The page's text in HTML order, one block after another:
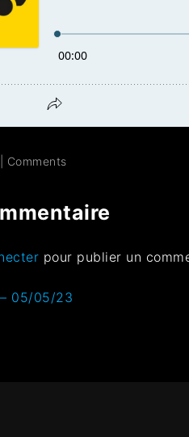
Comments
pour publier un
– 05/05/23